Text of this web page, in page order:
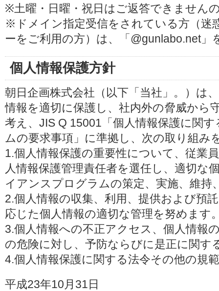
※土曜・日曜・祝日はご返答できません
※ドメイン指定受信をされている方（迷
ーをご利用の方）は、「@gunlabo.net」
個人情報保護方針
朝日企画株式会社（以下「当社」。）は
情報を適切に保護し、社内外の脅威から
考え、JIS Q 15001「個人情報保護に関
ムの要求事項」に準拠し、次の取り組み
1.個人情報保護の重要性について、従業
人情報保護管理責任者を選任し、適切な
イアンスプログラムの策定、実施、維持
2.個人情報の収集、利用、提供および預
応じた個人情報の適切な管理を努めます
3.個人情報への不正アクセス、個人情報
の危険に対し、予防ならびに是正に関す
4.個人情報保護に関する法令その他の規
平成23年10月31日